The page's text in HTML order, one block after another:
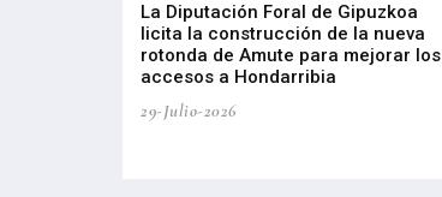
La Diputación Foral de Gipuzkoa
licita la construcción de la nueva
rotonda de Amute para mejorar los
accesos a Hondarribia
29-Julio-2026